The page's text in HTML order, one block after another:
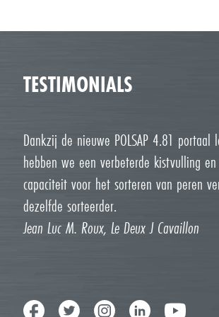
TESTIMONIALS
Dankzij de nieuwe POLSAP 4.81
hebben we een verbeterde kistvulling
capaciteit voor het sorteren van peren
dezelfde sorteerder.
Jean Luc M. Roux, Le Deux J Cavaillon